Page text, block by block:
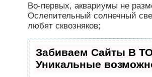
Во-первых, аквариумы не
Ослепительный солнечный
любят сквозняков;
Забиваем Сайты В
Уникальные